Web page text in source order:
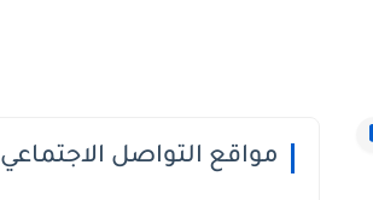
مواقع التواصل الاجتماعي